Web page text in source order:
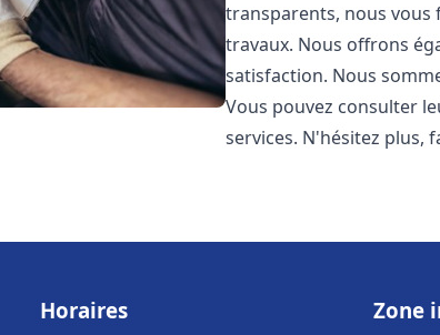
transparents, nous vous
travaux. Nous offrons
satisfaction. Nous
Vous pouvez consulter
services. N'hésitez plus,
Horaires Zone